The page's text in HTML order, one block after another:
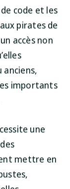
code et les
pirates de
accès non
anciens,
importants
une
mettre en